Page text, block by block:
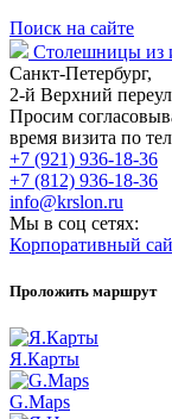
Поиск на сайте
Столешницы из
Санкт-Петербург,
2-й Верхний
Просим
время визита по
+7 (921) 936-18-36
+7 (812) 936-18-36
info@krslon.ru
Мы в соц сетях:
Корпоративный
Проложить маршрут
Я.Карты
G.Maps